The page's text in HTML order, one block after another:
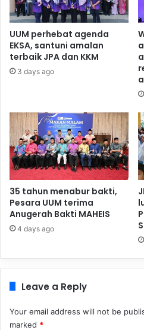
UUM perhebat agenda
EKSA, santuni amalan
terbaik JPA dan KKM
3 days ago
35 tahun menabur bakti,
Pesara UUM terima
Anugerah Bakti MAHEIS
4 days ago
Leave a Reply
Your email address will not be
marked *